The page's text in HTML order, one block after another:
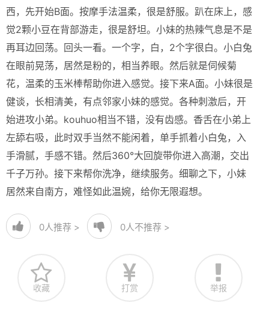
西，先开始B面。按摩手法温柔，很是舒服。趴在床上，感
觉2颗小豆在背部游走，很是舒坦。小妹的热辣气息是不是
再耳边回荡。回头一看。一个字，白，2个字很白。小白兔
在眼前晃荡，居然是粉的，相当养眼。然后就是伺候菊
花，温柔的玉米棒帮助你进入感觉。接下来A面。小妹很是
健谈，长相清美，有点邻家小妹的感觉。各种刺激后，开
始进攻小弟。kouhuo相当不错，没有齿感。香舌在小弟上
左舔右吸，此时双手当然不能闲着，单手抓着小白兔，入
手滑腻，手感不错。然后360°大回旋带你进入高潮，交出
千子万孙。接下来帮你洗净，继续服务。细聊之下，小妹
居然来自南方，难怪如此温婉，给你无限遐想。
0人推荐 > 0人不推荐 >
收藏 打赏 举报